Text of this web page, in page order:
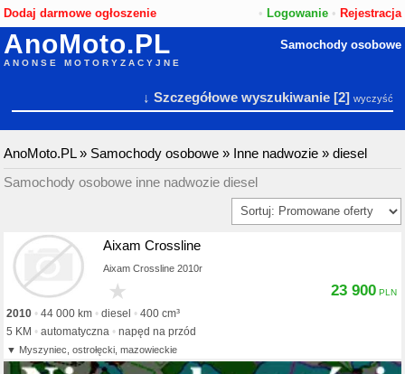
Dodaj darmowe ogłoszenie • Logowanie• Rejestracja
AnoMoto.PL
ANONSE MOTORYZACYJNE
Samochody osobowe
↓ Szczegółowe wyszukiwanie[2] wyczyść
AnoMoto.PL» Samochody osobowe » Inne nadwozie »diesel
Samochody osobowe inne nadwozie diesel
Aixam Crossline
Aixam Crossline 2010r
2010 44 000 km diesel
400 cm³
5 KM
automatyczna napęd na przód
Myszyniec, ostrołęcki, mazowieckie
23 900